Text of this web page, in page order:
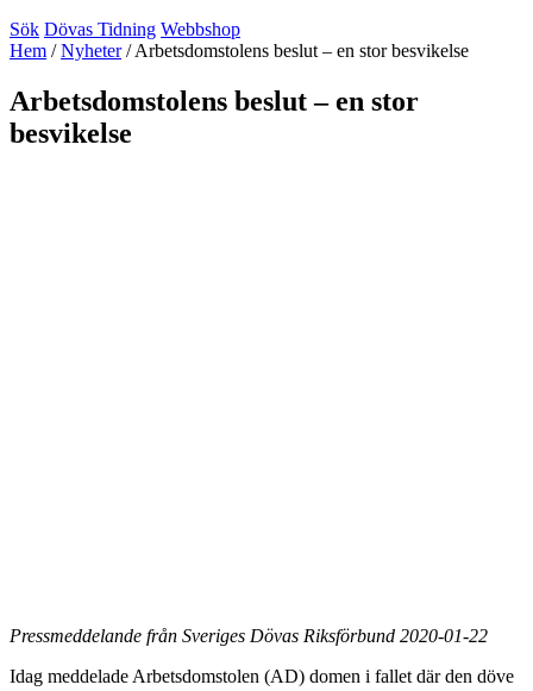
Sök Dövas Tidning Webbshop
Hem /Nyheter/Arbetsdomstolens beslut – en stor besvikelse
Arbetsdomstolens beslut – en stor
besvikelse
Pressmeddelande från Sveriges Dövas Riksförbund 2020-01-22
Idag meddelade Arbetsdomstolen (AD) domen i fallet där den döve